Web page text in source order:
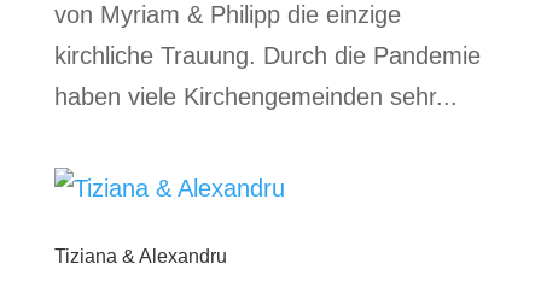
von Myriam & Philipp die einzige
kirchliche Trauung. Durch die Pandemie
haben viele Kirchengemeinden sehr...
Tiziana & Alexandru